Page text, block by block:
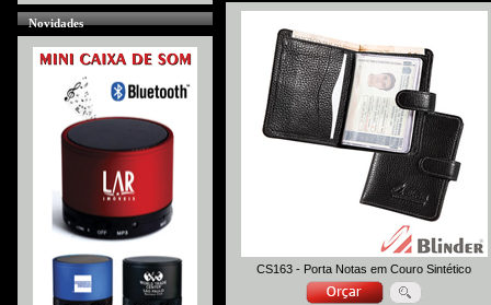
Novidades
CS163 - Porta Notas em Couro Sintético